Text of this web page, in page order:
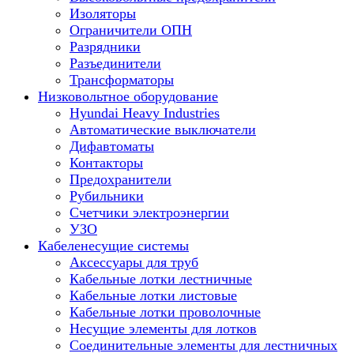
Изоляторы
Ограничители ОПН
Разрядники
Разъединители
Трансформаторы
Низковольтное оборудование
Hyundai Heavy Industries
Автоматические выключатели
Дифавтоматы
Контакторы
Предохранители
Рубильники
Счетчики электроэнергии
УЗО
Кабеленесущие системы
Аксессуары для труб
Кабельные лотки лестничные
Кабельные лотки листовые
Кабельные лотки проволочные
Несущие элементы для лотков
Соединительные элементы для лестничных